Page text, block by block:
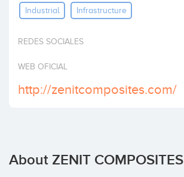
InvestIndustrial Infrastructure
REDES SOCIALES
WEB OFICIAL
http://zenitcomposites.com/
About ZENIT COMPOSITES